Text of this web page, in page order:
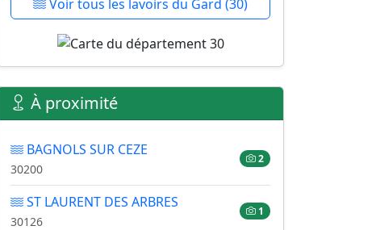
Voir tous les lavoirs du Gard (30)
À proximité
BAGNOLS SUR CEZE
30200
2
ST LAURENT DES ARBRES
30126
1